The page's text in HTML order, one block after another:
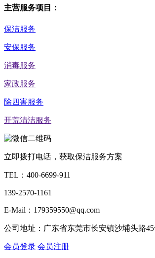
主营服务项目：
保洁服务
安保服务
消毒服务
家政服务
除四害服务
开荒清洁服务
立即拨打电话，获取保洁服务方案
TEL： 400-6699-911
139-2570-1161
E-Mail：179359550@qq.com
公司地址：广东省东莞市长安镇沙埔头路
会员登录 会员注册